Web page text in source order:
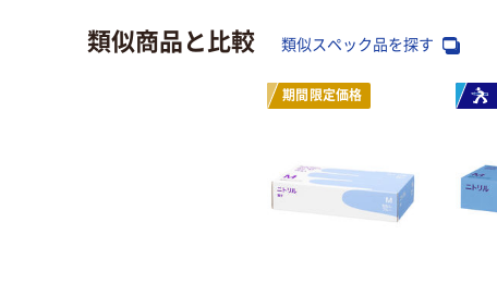
類似商品と比較 類似スペック品を探す
期間限定価格